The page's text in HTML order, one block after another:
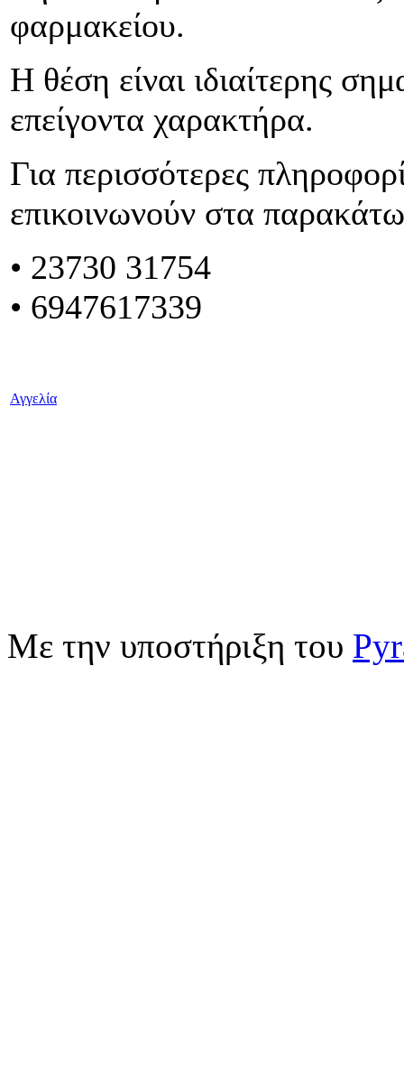
φαρμακείου.
Η θέση είναι ιδιαίτερης
επείγοντα χαρακτήρα.
Για περισσότερες
επικοινωνούν στα
• 23730 31754
• 6947617339
Αγγελία
Με την υποστήριξη του